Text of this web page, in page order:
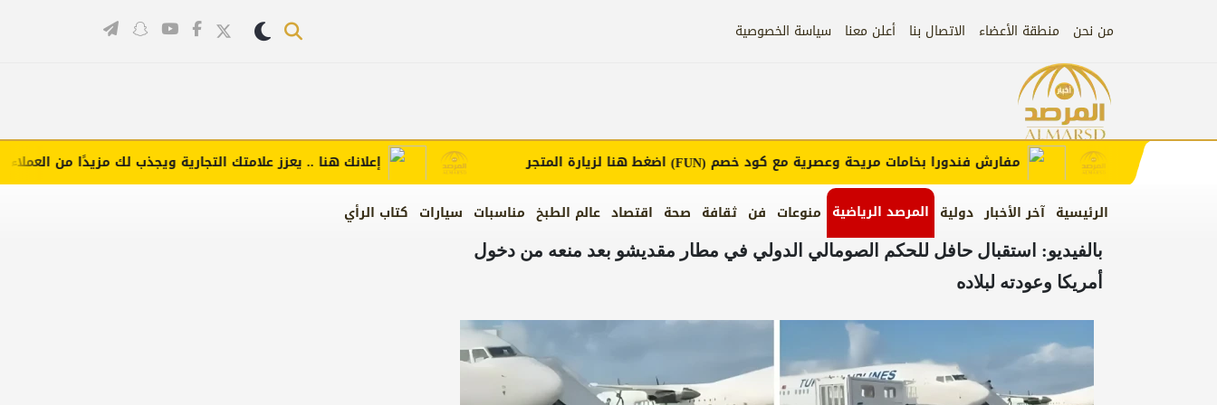
من نحن منطقة الأعضاء الاتصال بنا أعلن معنا سياسة الخصوصية
الرئيسية آخر الأخبار دولية المرصد الرياضية منوعات فن ثقافة صحة اقتصاد عالم الطبخ مناسبات سيارات كتاب الرأي
إعلانك هنا .. يعزز علامتك التجارية ويجذب لك مزيدًا من العملاء مفارش فندورا بخامات مريحة وعصرية مع كود خصم (FUN)اضغط هنا لزيارة المتجر
بالفيديو: استقبال حافل للحكم الصومالي الدولي في مطار مقديشو بعد منعه من دخول
أمريكا وعودته لبلاده